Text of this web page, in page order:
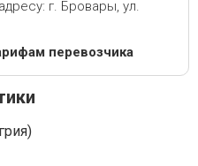
г. Бровары, ул.
перевозчика